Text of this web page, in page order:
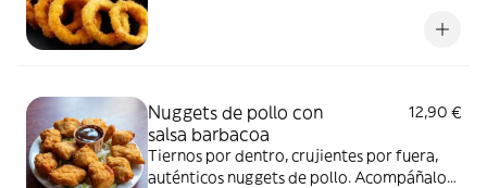
Nuggets de pollo con
salsa barbacoa
12,90 €
Tiernos por dentro, crujientes por fuera,
auténticos nuggets de pollo. Acompáñalos